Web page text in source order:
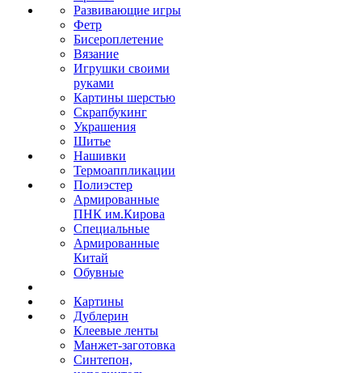
Развивающие игры
Фетр
Бисероплетение
Вязание
Игрушки своими
руками
Картины шерстью
Скрапбукинг
Украшения
Шитье
Нашивки
Термоаппликации
Полиэстер
Армированные
ПНК им.Кирова
Специальные
Армированные
Китай
Обувные
Картины
Дублерин
Клеевые ленты
Манжет-заготовка
Синтепон,